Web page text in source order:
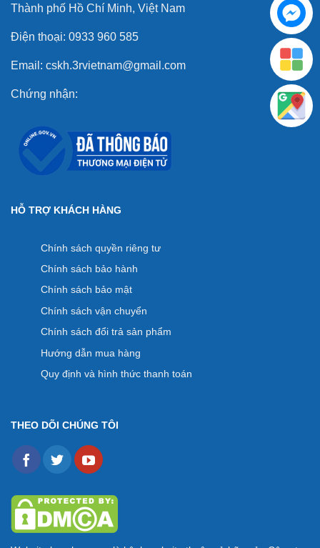
Thành phố Hồ Chí Minh, Việt Nam
Điện thoại: 0933 960 585
Email: cskh.3rvietnam@gmail.com
Chứng nhận:
HỖ TRỢ KHÁCH HÀNG
Chính sách quyền riêng tư
Chính sách bảo hành
Chính sách bảo mật
Chính sách vận chuyển
Chính sách đổi trả sản phẩm
Hướng dẫn mua hàng
Quy định và hình thức thanh toán
THEO DÕI CHÚNG TÔI